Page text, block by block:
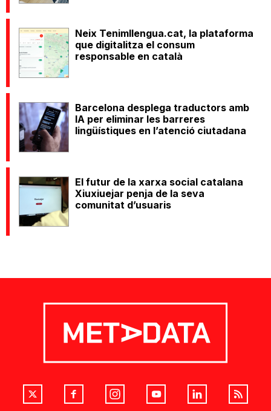
Neix Tenimllengua.cat, la plataforma
que digitalitza el consum
responsable en català
Barcelona desplega traductors amb
IA per eliminar les barreres
lingüístiques en l’atenció ciutadana
El futur de la xarxa social catalana
Xiuxiuejar penja de la seva
comunitat d’usuaris